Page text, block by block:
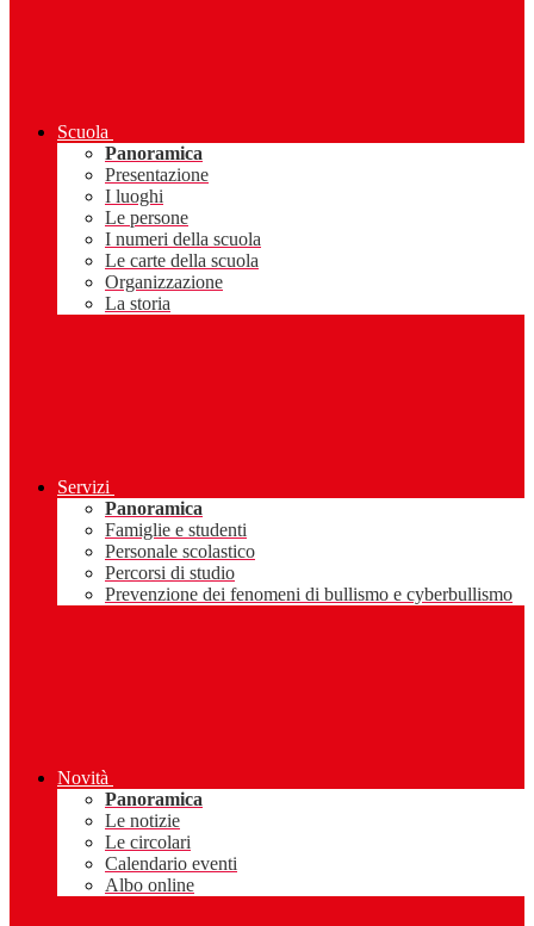
Scuola
Panoramica
Presentazione
I luoghi
Le persone
I numeri della scuola
Le carte della scuola
Organizzazione
La storia
Servizi
Panoramica
Famiglie e studenti
Personale scolastico
Percorsi di studio
Prevenzione dei fenomeni di bullismo e cyberbullismo
Novità
Panoramica
Le notizie
Le circolari
Calendario eventi
Albo online